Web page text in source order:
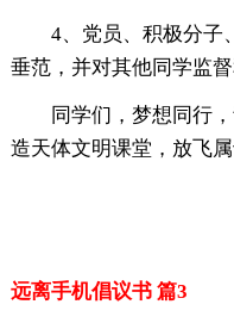
4、党员、积极分子
垂范，并对其他同学监督
同学们，梦想同行
造天体文明课堂，放飞属
远离手机倡议书 篇3